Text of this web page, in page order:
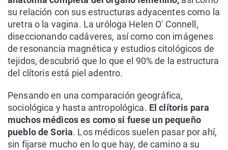
su relación con sus estructuras adyacentes como la
uretra o la vagina. La uróloga Helen O' Connell,
diseccionando cadáveres, así como con imágenes
de resonancia magnética y estudios citológicos de
tejidos, descubrió que lo que el 90% de la estructura
del clítoris está piel adentro.
Pensando en una comparación geográfica,
sociológica y hasta antropológica. El clítoris para
muchos médicos es como si fuese un pequeño
pueblo de Soria. Los médicos suelen pasar por ahí,
sin fijarse mucho en lo que hay, de camino a su